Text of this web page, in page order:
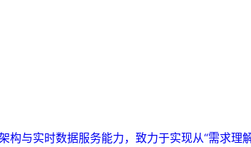
与实时数据服务能力，致力于实现从“需求理